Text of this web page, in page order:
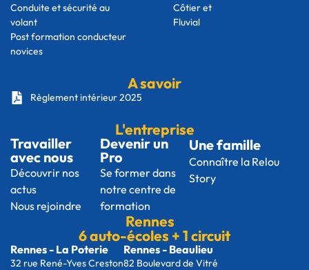
Rennes
6 auto-écoles + 1 circuit
Rennes - La Poterie
32 rue René-Yves Creston
Rennes - Beaulieu
82 Boulevard de Vitré
Conduite et sécurité au
volant
Post formation conducteur
novices
Côtier et
Fluvial
A savoir
Règlement intérieur 2025
L'entreprise
Travailler
avec nous
Découvrir nos
actus
Nous rejoindre
Devenir un
Pro
Se former dans
notre centre de
formation
Une famille
Connaître la Relou
Story